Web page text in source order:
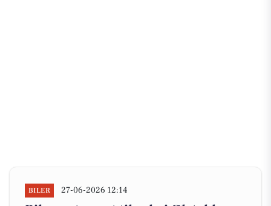
BILER 27-06-2026 12:14